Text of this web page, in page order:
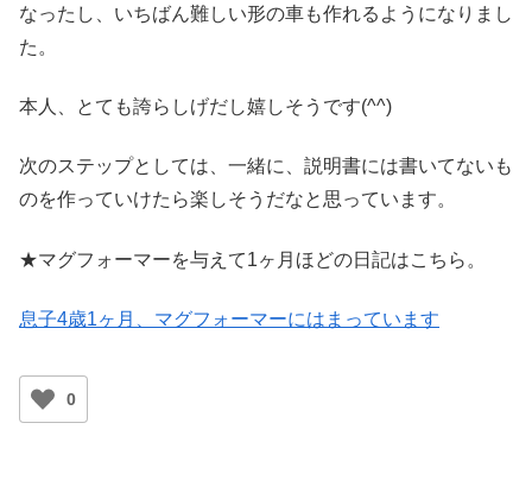
なったし、いちばん難しい形の車も作れるようになりまし
た。
本人、とても誇らしげだし嬉しそうです(^^)
次のステップとしては、一緒に、説明書には書いてないも
のを作っていけたら楽しそうだなと思っています。
★マグフォーマーを与えて1ヶ月ほどの日記はこちら。
息子4歳1ヶ月、マグフォーマーにはまっています
0